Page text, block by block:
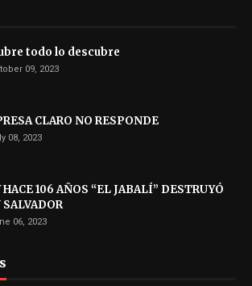
todo lo descubre
09, 2023
CLARO NO RESPONDE
08, 2023
HACE 106 AÑOS “EL JABALÍ” DESTRUYÓ
SALVADOR
06, 2023